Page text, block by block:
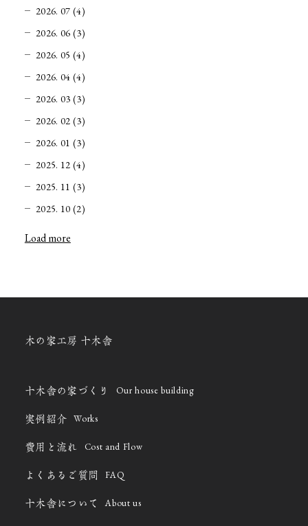
2026. 07 (4)
2026. 06 (3)
2026. 05 (4)
2026. 04 (4)
2026. 03 (3)
2026. 02 (3)
2026. 01 (3)
2025. 12 (4)
2025. 11 (3)
2025. 10 (2)
Load more
木の家工房 十木舎
十木舎の家づくり Our house building
実例紹介 Works
費用と流れ Cost and Flow
よくあるご質問 FAQ
十木舎について About us